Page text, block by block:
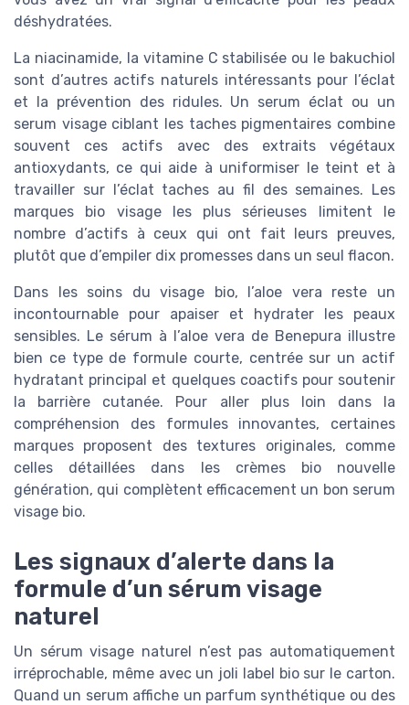
déshydratées.
La niacinamide, la vitamine C stabilisée ou le bakuchiol
sont d’autres actifs naturels intéressants pour l’éclat
et la prévention des ridules. Un serum éclat ou un
serum visage ciblant les taches pigmentaires combine
souvent ces actifs avec des extraits végétaux
antioxydants, ce qui aide à uniformiser le teint et à
travailler sur l’éclat taches au fil des semaines. Les
marques bio visage les plus sérieuses limitent le
nombre d’actifs à ceux qui ont fait leurs preuves,
plutôt que d’empiler dix promesses dans un seul flacon.
Dans les soins du visage bio, l’aloe vera reste un
incontournable pour apaiser et hydrater les peaux
sensibles. Le sérum à l’aloe vera de Benepura illustre
bien ce type de formule courte, centrée sur un actif
hydratant principal et quelques coactifs pour soutenir
la barrière cutanée. Pour aller plus loin dans la
compréhension des formules innovantes, certaines
marques proposent des textures originales, comme
celles détaillées dans les crèmes bio nouvelle
génération, qui complètent efficacement un bon serum
visage bio.
Les signaux d’alerte dans la
formule d’un sérum visage
naturel
Un sérum visage naturel n’est pas automatiquement
irréprochable, même avec un joli label bio sur le carton.
Quand un serum affiche un parfum synthétique ou des